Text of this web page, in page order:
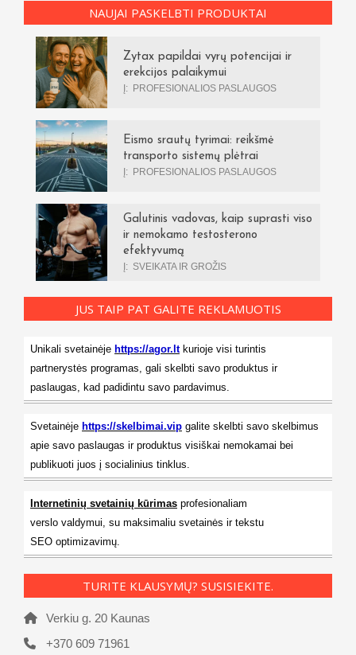
NAUJAI PASKELBTI PRODUKTAI
Zytax papildai vyrų potencijai ir
erekcijos palaikymui
Į: PROFESIONALIOS PASLAUGOS
Eismo srautų tyrimai: reikšmė
transporto sistemų plėtrai
Į: PROFESIONALIOS PASLAUGOS
Galutinis vadovas, kaip suprasti viso
ir nemokamo testosterono
efektyvumą
Į: SVEIKATA IR GROŽIS
JUS TAIP PAT GALITE REKLAMUOTIS
Unikali svetainėje https://agor.ltkurioje visi turintis
partnerystės programas, gali skelbti savo produktus ir
paslaugas, kad padidintu savo pardavimus.
Svetainėje https://skelbimai.vip galite skelbti savo skelbimus
apie savo paslaugas ir produktus visiškai nemokamai bei
publikuoti juos į socialinius tinklus.
Internetinių svetainių kūrimas profesionaliam
verslo valdymui, su maksimaliu svetainės ir tekstu
SEO optimizavimų.
TURITE KLAUSYMŲ? SUSISIEKITE.
Verkiu g. 20 Kaunas
+370 609 71961